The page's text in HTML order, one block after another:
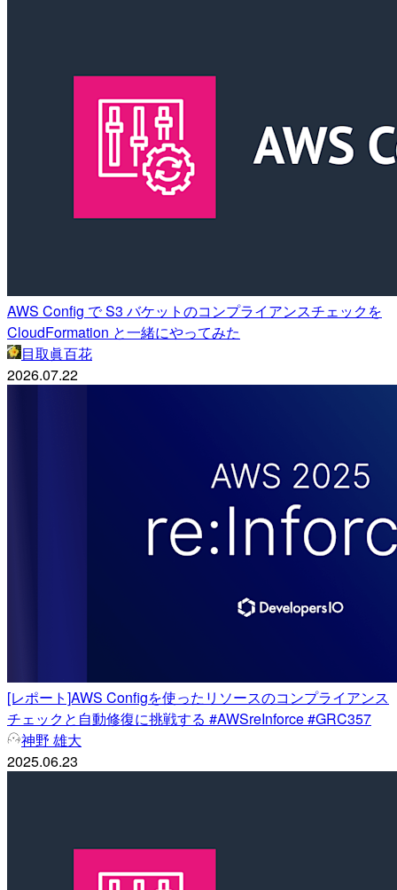
AWS Config で S3 バケットのコンプライアンスチェックを
CloudFormation と一緒にやってみた
目取眞百花
2026.07.22
[レポート]AWS Configを使ったリソースのコンプライアンス
チェックと自動修復に挑戦する #AWSreInforce #GRC357
神野 雄大
2025.06.23